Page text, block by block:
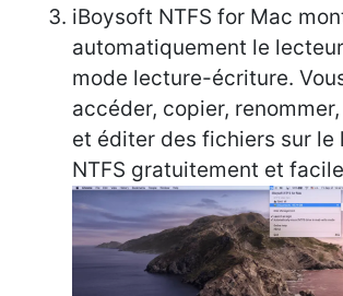
iBoysoft NTFS for Mac
automatiquement le
mode lecture-écriture.
accéder, copier,
et éditer des fichiers sur le
NTFS gratuitement et